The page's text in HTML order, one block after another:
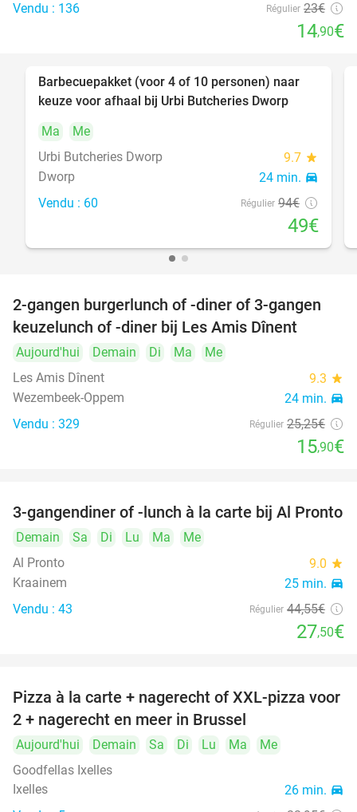
Vendu : 136 Régulier 23€
14,90€
48%
Barbecuepakket (voor 4 of 10 personen) naar
keuze voor afhaal bij Urbi Butcheries Dworp
Ma
Me
Urbi Butcheries Dworp
9.7 star
Dworp 24 min. directions_car
Vendu : 60 Régulier 94€
49€
37%
2-gangen burgerlunch of -diner of 3-gangen
keuzelunch of -diner bij Les Amis Dînent
Aujourd'hui Demain Di Ma
Me
Les Amis Dînent
9.3 star
Wezembeek-Oppem 24 min. directions_car
Vendu : 329 Régulier 25,25€
15,90€
38%
3-gangendiner of -lunch à la carte bij Al Pronto
Demain Sa Di Lu Ma
Me
Al Pronto
9.0 star
Kraainem 25 min. directions_car
Vendu : 43 Régulier 44,55€
27,50€
35%
Pizza à la carte + nagerecht of XXL-pizza voor
2 + nagerecht en meer in Brussel
Aujourd'hui Demain Sa Di Lu Ma
Me
Goodfellas Ixelles
Ixelles
26 min. directions_car